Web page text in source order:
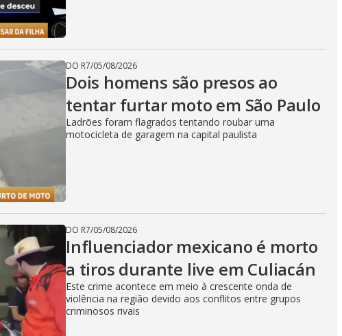
DO R7/05/08/2026
Dois homens são presos ao
tentar furtar moto em São Paulo
Ladrões foram flagrados tentando roubar uma
motocicleta de garagem na capital paulista
DO R7/05/08/2026
Influenciador mexicano é morto
a tiros durante live em Culiacán
Este crime acontece em meio à crescente onda de
violência na região devido aos conflitos entre grupos
criminosos rivais